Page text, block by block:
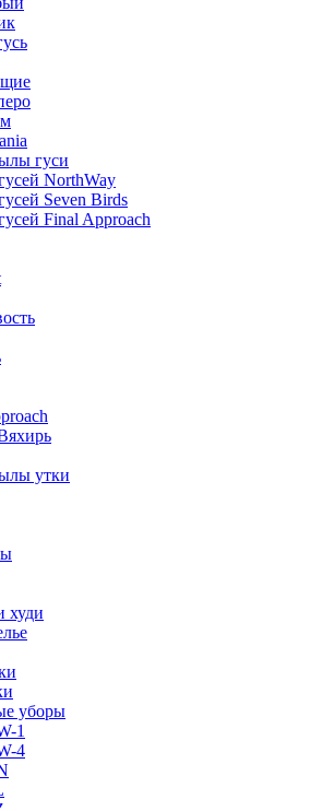
гуси
NorthWay
Seven Birds
Final Approach
утки
худи
уборы
1
4